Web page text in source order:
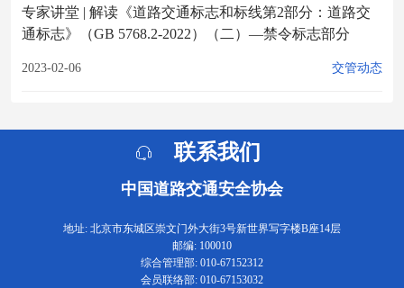
专家讲堂 | 解读《道路交通标志和标线第2部分：道路交
通标志》（GB 5768.2-2022）（二）—禁令标志部分
2023-02-06 交管动态
联系我们
中国道路交通安全协会
地址: 北京市东城区崇文门外大街3号新世界写字楼B座14层
邮编: 100010
综合管理部: 010-67152312
会员联络部: 010-67153032